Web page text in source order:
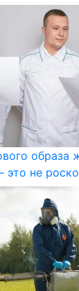
образа
это не